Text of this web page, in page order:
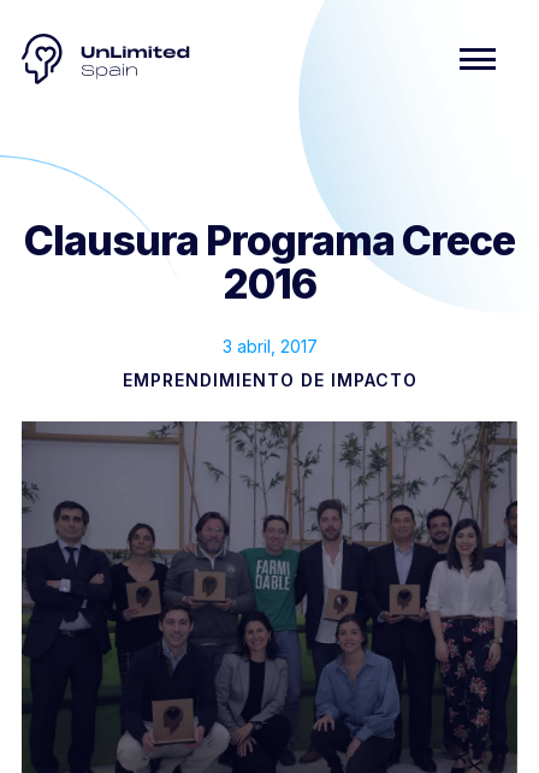
Clausura Programa Crece
2016
3 abril, 2017
EMPRENDIMIENTO DE IMPACTO